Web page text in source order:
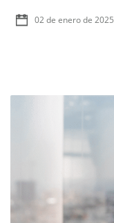
02 de enero de 2025